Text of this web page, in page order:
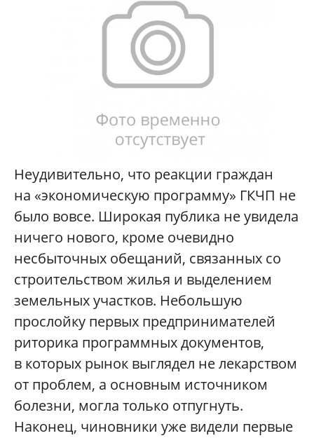
Неудивительно, что реакции граждан
на «экономическую программу» ГКЧП не
было вовсе. Широкая публика не увидела
ничего нового, кроме очевидно
несбыточных обещаний, связанных со
строительством жилья и выделением
земельных участков. Небольшую
прослойку первых предпринимателей
риторика программных документов,
в которых рынок выглядел не лекарством
от проблем, а основным источником
болезни, могла только отпугнуть.
Наконец, чиновники уже видели первые